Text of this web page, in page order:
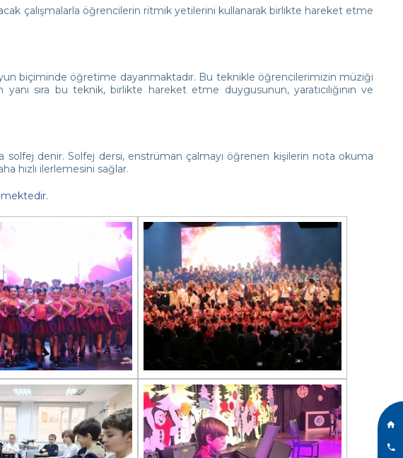
çalışmalarla öğrencilerin ritmik yetilerini kullanarak birlikte hareket etme
biçiminde öğretime dayanmaktadır. Bu teknikle öğrencilerimizin müziği
sıra bu teknik, birlikte hareket etme duygusunun, yaratıcılığının ve
solfej denir. Solfej dersi, enstrüman çalmayı öğrenen kişilerin nota okuma
hızlı ilerlemesini sağlar.